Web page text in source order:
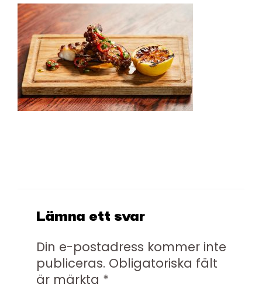
Lämna ett svar
Din e-postadress kommer inte
publiceras. Obligatoriska fält
är märkta *